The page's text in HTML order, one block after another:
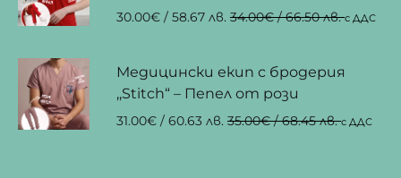
30.00€ / 58.67 лв. 34.00€/ 66.50 лв.с ДДС
Медицински екип с бродерия
,,Stitch“ – Пепел от рози
31.00€ / 60.63 лв. 35.00€/ 68.45 лв.с ДДС